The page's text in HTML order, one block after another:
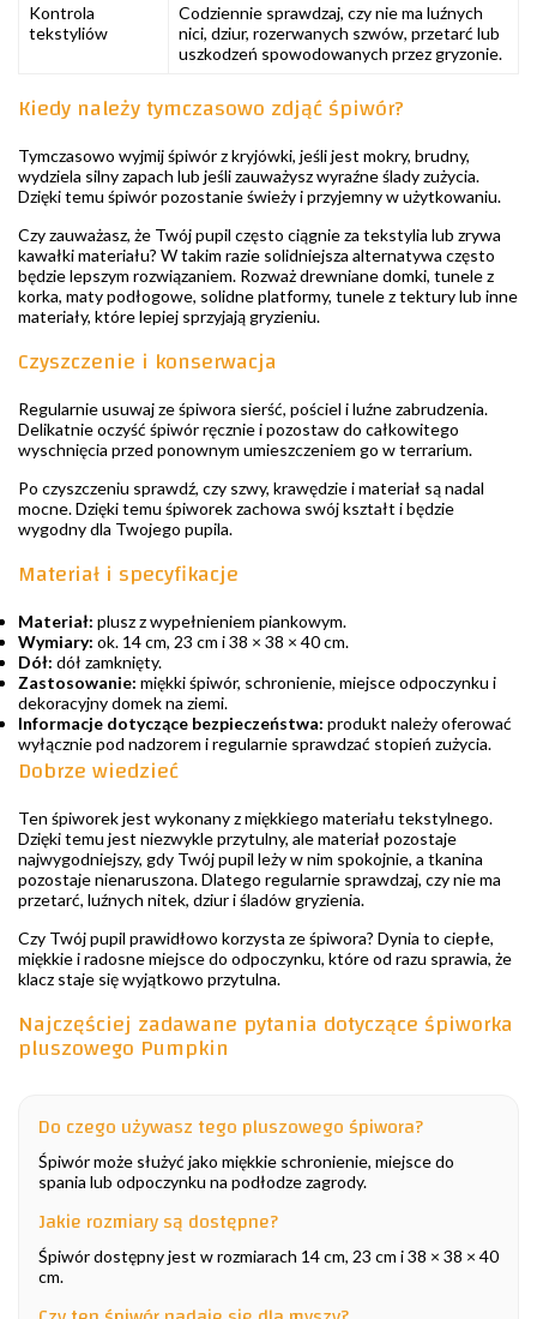
Kontrola
tekstyliów
Codziennie sprawdzaj, czy nie ma luźnych
nici, dziur, rozerwanych szwów, przetarć lub
uszkodzeń spowodowanych przez gryzonie.
Kiedy należy tymczasowo zdjąć śpiwór?
Tymczasowo wyjmij śpiwór z kryjówki, jeśli jest mokry, brudny,
wydziela silny zapach lub jeśli zauważysz wyraźne ślady zużycia.
Dzięki temu śpiwór pozostanie świeży i przyjemny w użytkowaniu.
Czy zauważasz, że Twój pupil często ciągnie za tekstylia lub zrywa
kawałki materiału? W takim razie solidniejsza alternatywa często
będzie lepszym rozwiązaniem. Rozważ drewniane domki, tunele z
korka, maty podłogowe, solidne platformy, tunele z tektury lub inne
materiały, które lepiej sprzyjają gryzieniu.
Czyszczenie i konserwacja
Regularnie usuwaj ze śpiwora sierść, pościel i luźne zabrudzenia.
Delikatnie oczyść śpiwór ręcznie i pozostaw do całkowitego
wyschnięcia przed ponownym umieszczeniem go w terrarium.
Po czyszczeniu sprawdź, czy szwy, krawędzie i materiał są nadal
mocne. Dzięki temu śpiworek zachowa swój kształt i będzie
wygodny dla Twojego pupila.
Materiał i specyfikacje
Materiał: plusz z wypełnieniem piankowym.
Wymiary: ok. 14 cm, 23 cm i 38 × 38 × 40 cm.
Dół: dół zamknięty.
Zastosowanie: miękki śpiwór, schronienie, miejsce odpoczynku i
dekoracyjny domek na ziemi.
Informacje dotyczące bezpieczeństwa: produkt należy oferować
wyłącznie pod nadzorem i regularnie sprawdzać stopień zużycia.
Dobrze wiedzieć
Ten śpiworek jest wykonany z miękkiego materiału tekstylnego.
Dzięki temu jest niezwykle przytulny, ale materiał pozostaje
najwygodniejszy, gdy Twój pupil leży w nim spokojnie, a tkanina
pozostaje nienaruszona. Dlatego regularnie sprawdzaj, czy nie ma
przetarć, luźnych nitek, dziur i śladów gryzienia.
Czy Twój pupil prawidłowo korzysta ze śpiwora? Dynia to ciepłe,
miękkie i radosne miejsce do odpoczynku, które od razu sprawia, że
klacz staje się wyjątkowo przytulna.
Najczęściej zadawane pytania dotyczące śpiworka
pluszowego Pumpkin
Do czego używasz tego pluszowego śpiwora?
Śpiwór może służyć jako miękkie schronienie, miejsce do
spania lub odpoczynku na podłodze zagrody.
Jakie rozmiary są dostępne?
Śpiwór dostępny jest w rozmiarach 14 cm, 23 cm i 38 × 38 × 40
cm.